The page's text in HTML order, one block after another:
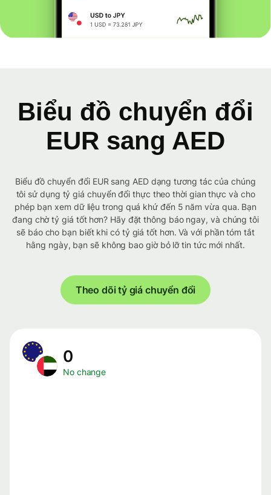
Biểu đồ chuyển đổi
EUR sang AED
Biểu đồ chuyển đổi EUR sang AED dạng tương tác của chúng
tôi sử dụng tỷ giá chuyển đổi thực theo thời gian thực và cho
phép bạn xem dữ liệu trong quá khứ đến 5 năm vừa qua. Bạn
đang chờ tỷ giá tốt hơn? Hãy đặt thông báo ngay, và chúng tôi
sẽ báo cho bạn biết khi có tỷ giá tốt hơn. Và với phần tóm tắt
hằng ngày, bạn sẽ không bao giờ bỏ lỡ tin tức mới nhất.
Theo dõi tỷ giá chuyển đổi
0
No change